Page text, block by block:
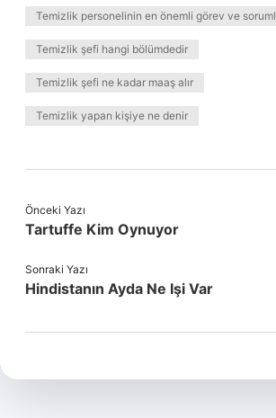
Temizlik personelinin en önemli görev ve
Temizlik şefi hangi bölümdedir
Temizlik şefi ne kadar maaş alır
Temizlik yapan kişiye ne denir
Önceki Yazı
Tartuffe Kim Oynuyor
Sonraki Yazı
Hindistanın Ayda Ne Işi Var